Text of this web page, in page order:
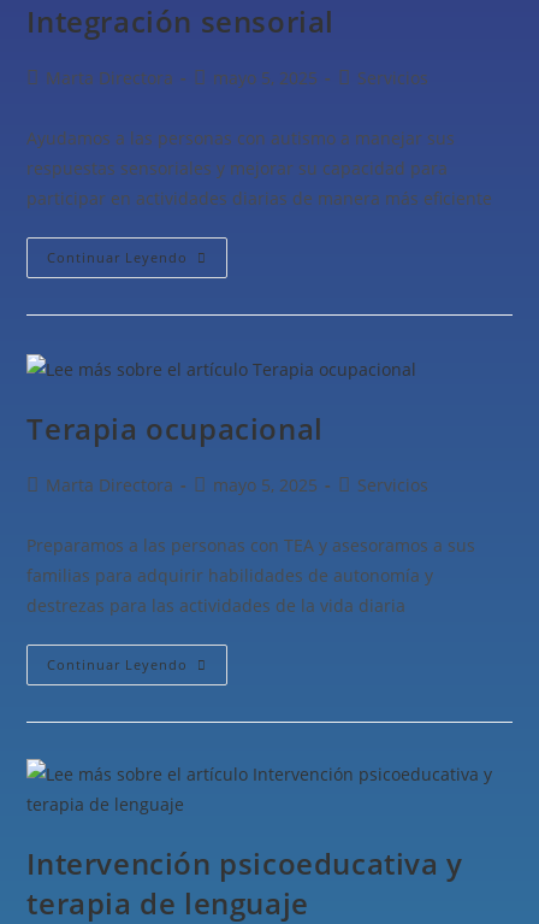
Integración sensorial
Marta Directora mayo 5, 2025 Servicios
Ayudamos a las personas con autismo a manejar sus
respuestas sensoriales y mejorar su capacidad para
participar en actividades diarias de manera más eficiente
Continuar Leyendo
Terapia ocupacional
Marta Directora mayo 5, 2025 Servicios
Preparamos a las personas con TEA y asesoramos a sus
familias para adquirir habilidades de autonomía y
destrezas para las actividades de la vida diaria
Continuar Leyendo
Intervención psicoeducativa y
terapia de lenguaje